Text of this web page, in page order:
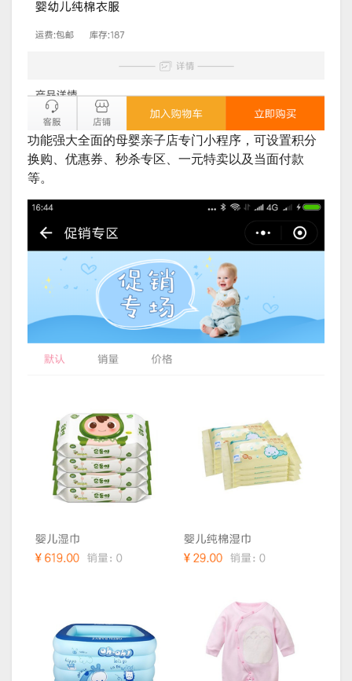
功能强大全面的母婴亲子店专门小程序，可设置积分
换购、优惠券、秒杀专区、一元特卖以及当面付款
等。